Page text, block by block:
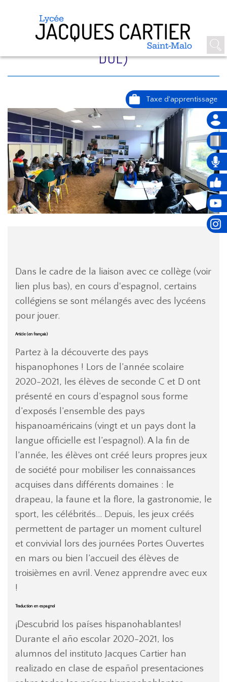
JEUX EN ESPAGNOL (JOURNÉE
D'IMMERSION DES 3ÈMES DE
DOL)
Dans le cadre de la liaison avec ce collège (voir
lien plus bas), en cours d'espagnol, certains
collégiens se sont mélangés avec des lycéens
pour jouer.
Article (en français)
Partez à la découverte des pays
hispanophones ! Lors de l’année scolaire
2020-2021, les élèves de seconde C et D ont
présenté en cours d’espagnol sous forme
d’exposés l’ensemble des pays
hispanoaméricains (vingt et un pays dont la
langue officielle est l’espagnol). A la fin de
l’année, les élèves ont créé leurs propres jeux
de société pour mobiliser les connaissances
acquises dans différents domaines : le
drapeau, la faune et la flore, la gastronomie, le
sport, les célébrités… Depuis, les jeux créés
permettent de partager un moment culturel
et convivial lors des journées Portes Ouvertes
en mars ou bien l’accueil des élèves de
troisièmes en avril. Venez apprendre avec eux
!
Traduction en espagnol
¡Descubrid los países hispanohablantes!
Durante el año escolar 2020-2021, los
alumnos del instituto Jacques Cartier han
realizado en clase de español presentaciones